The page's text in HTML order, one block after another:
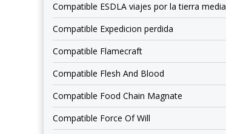
Compatible ESDLA viajes por la tierra media
Compatible Expedicion perdida
Compatible Flamecraft
Compatible Flesh And Blood
Compatible Food Chain Magnate
Compatible Force Of Will